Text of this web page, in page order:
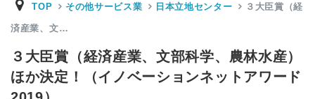
TOP その他サービス業 日本立地センター ３大臣賞（経
済産業、文…
３大臣賞（経済産業、文部科学、農林水産）
ほか決定！（イノベーションネットアワード